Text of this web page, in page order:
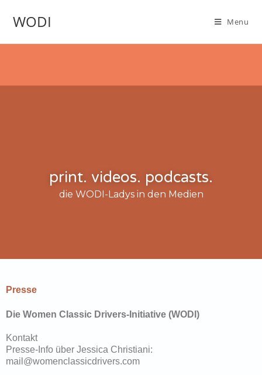
WODI Menu
print. videos. podcasts.
die WODI-Ladys in den Medien
Presse
Die Women Classic Drivers-Initiative (WODI)
Kontakt
Presse-Info über Jessica Christiani:
mail@womenclassicdrivers.com